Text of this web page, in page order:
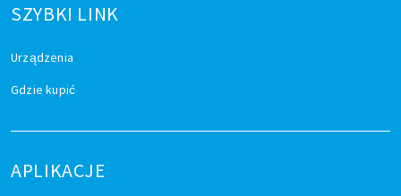
SZYBKI LINK
Urządzenia
Gdzie kupić
APLIKACJE